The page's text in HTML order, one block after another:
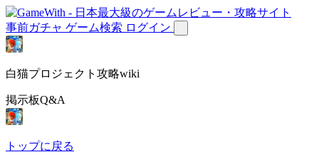
事前ガチャ ゲーム検索 ログイン
白猫プロジェクト攻略wiki
掲示板Q&A
トップに戻る